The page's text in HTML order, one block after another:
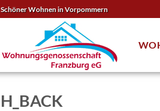
Schöner Wohnen in Vorpommern
H_BACK